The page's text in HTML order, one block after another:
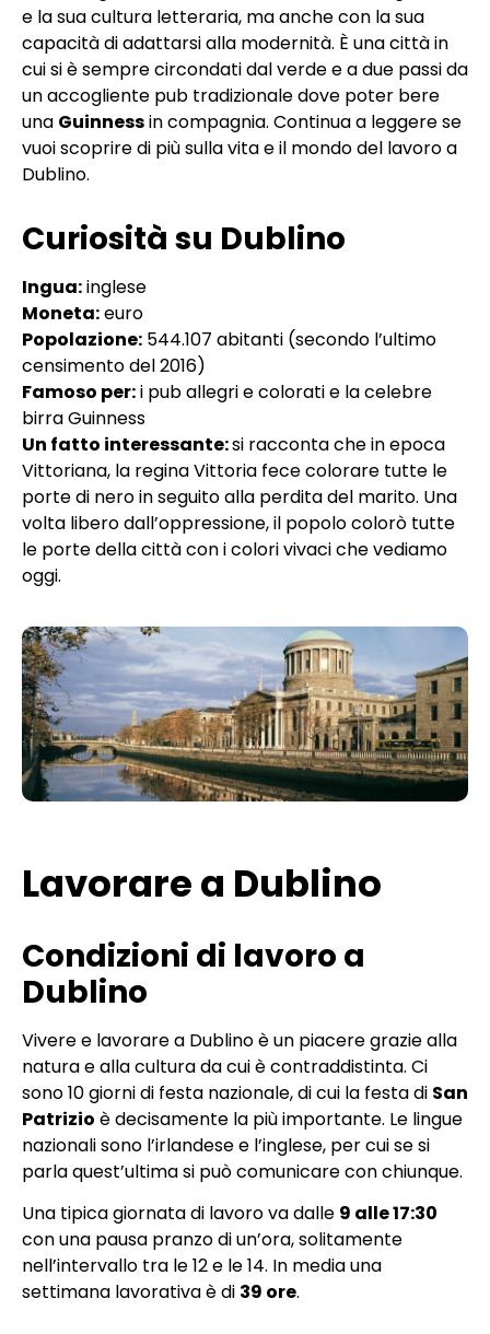
e la sua cultura letteraria, ma anche con la sua
capacità di adattarsi alla modernità. È una città in
cui si è sempre circondati dal verde e a due passi da
un accogliente pub tradizionale dove poter bere
una Guinnessin compagnia. Continua a leggere se
vuoi scoprire di più sulla vita e il mondo del lavoro a
Dublino.
Curiosità su Dublino
Ingua:inglese
Moneta:euro
Popolazione: 544.107 abitanti (secondo l’ultimo
censimento del 2016)
Famoso per:i pub allegri e colorati e la celebre
birra Guinness
Un fatto interessante:si racconta che in epoca
Vittoriana, la regina Vittoria fece colorare tutte le
porte di nero in seguito alla perdita del marito. Una
volta libero dall’oppressione, il popolo colorò tutte
le porte della città con i colori vivaci che vediamo
oggi.
Lavorare a Dublino
Condizioni di lavoro a
Dublino
Vivere e lavorare a Dublino è un piacere grazie alla
natura e alla cultura da cui è contraddistinta. Ci
sono 10 giorni di festa nazionale, di cui la festa di San
Patrizio è decisamente la più importante. Le lingue
nazionali sono l’irlandese e l’inglese, per cui se si
parla quest’ultima si può comunicare con chiunque.
Una tipica giornata di lavoro va dalle 9 alle 17:30
con una pausa pranzo di un’ora, solitamente
nell’intervallo tra le 12 e le 14. In media una
settimana lavorativa è di 39 ore.